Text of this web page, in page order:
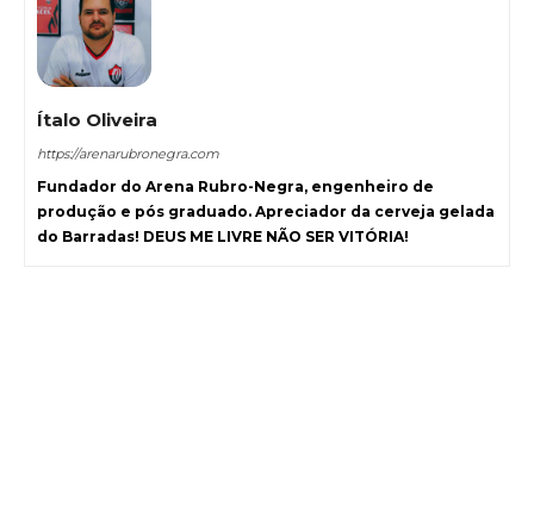
Ítalo Oliveira
https://arenarubronegra.com
Fundador do Arena Rubro-Negra, engenheiro de
produção e pós graduado. Apreciador da cerveja gelada
do Barradas! DEUS ME LIVRE NÃO SER VITÓRIA!